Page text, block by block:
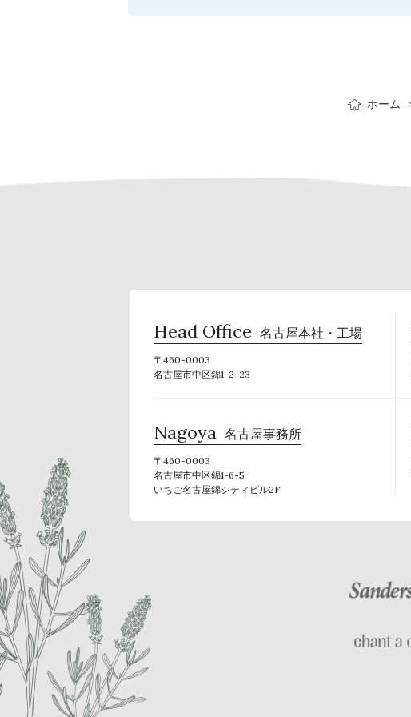
ホーム
Head Office 名古屋本社・工場
〒460-0003
名古屋市中区錦1-2-23
Nagoya 名古屋事務所
〒460-0003
名古屋市中区錦1-6-5
いちご名古屋錦シティビル2F